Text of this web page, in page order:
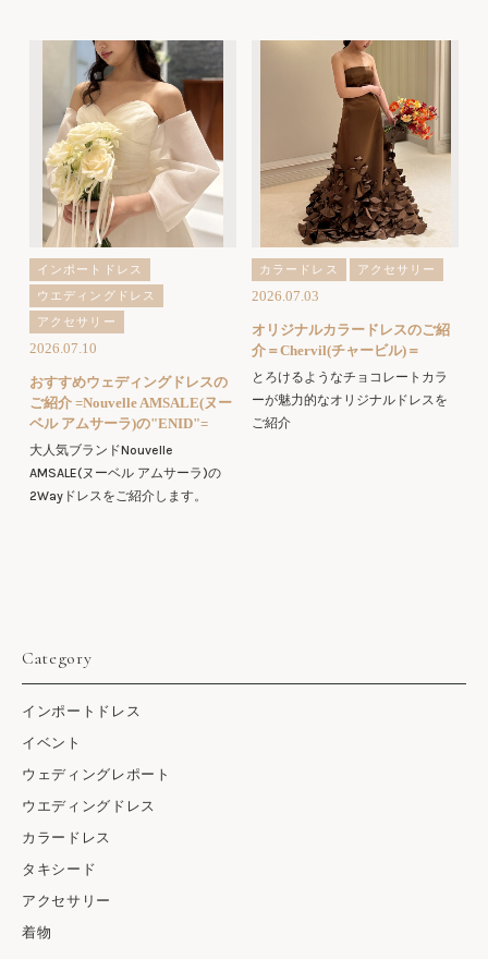
インポートドレス
ウエディングドレス
アクセサリー
2026.07.10
おすすめウェディングドレスの
ご紹介 =Nouvelle AMSALE(ヌー
ベル アムサーラ)の"ENID"=
大人気ブランドNouvelle
AMSALE(ヌーベル アムサーラ)の
2Wayドレスをご紹介します。
カラードレス アクセサリー
2026.07.03
オリジナルカラードレスのご紹
介＝Chervil(チャービル)＝
とろけるようなチョコレートカラ
ーが魅力的なオリジナルドレスを
ご紹介
Category
インポートドレス
イベント
ウェディングレポート
ウエディングドレス
カラードレス
タキシード
アクセサリー
着物